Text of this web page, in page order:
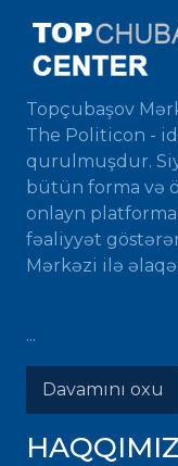
Topçubaşov
The Politicon -
qurulmuşdur.
bütün forma və
onlayn
fəaliyyət
Mərkəzi ilə
...
Davamını oxu